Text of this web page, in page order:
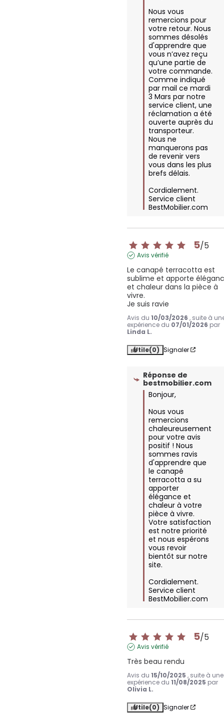
Nous vous
remercions pour
votre retour. Nous
sommes désolés
d'apprendre que
vous n’avez reçu
qu’une partie de
votre commande.
Comme indiqué
par mail ce mardi
3 Mars par notre
service client, une
réclamation a été
ouverte auprès du
transporteur.
Nous ne
manquerons pas
de revenir vers
vous dans les plus
brefs délais.
Cordialement.
Service client
BestMobilier.com
5/5
Avis vérifié
Le canapé terracotta est
sublime et apporte
et chaleur dans la pièce à
vivre.
Je suis ravie
Avis du10/03/2026 , suite à
expérience du 07/01/2026 par
Linda L.
Utile(0) Signaler
Réponse de
bestmobilier.com
Bonjour,
Nous vous
remercions
chaleureusement
pour votre avis
positif ! Nous
sommes ravis
d'apprendre que
le canapé
terracotta a su
apporter
élégance et
chaleur à votre
pièce à vivre.
Votre satisfaction
est notre priorité
et nous espérons
vous revoir
bientôt sur notre
site.
Cordialement.
Service client
BestMobilier.com
5/5
Avis vérifié
Très beau rendu
Avis du15/10/2025 , suite à une
expérience du11/08/2025 par
Olivia L.
Utile(0) Signaler